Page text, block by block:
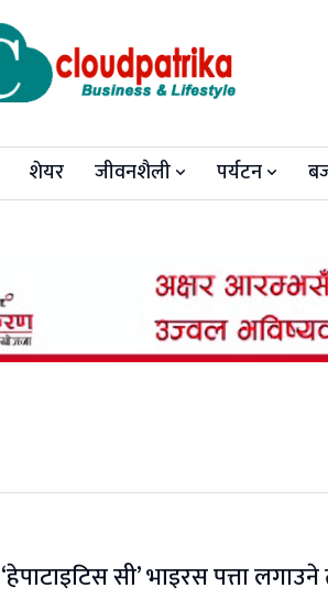
शेयर जीवनशैली पर्यटन
‘हेपाटाइटिस सी’ भाइरस पत्ता